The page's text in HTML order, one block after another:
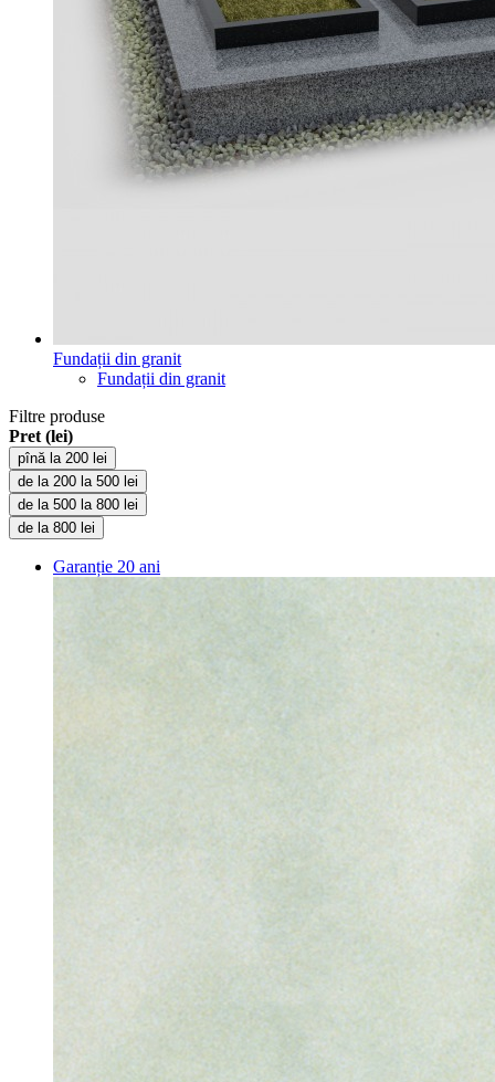
Fundații din granit
Fundații din granit
Filtre produse
Pret (lei)
pînă la 200 lei
de la 200 la 500 lei
de la 500 la 800 lei
de la 800 lei
Garanție 20 ani